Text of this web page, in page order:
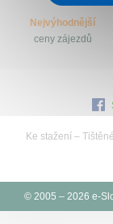
Slovensko.cz?
Nejvýhodnější
ceny zájezdů
Ke stažení –
© 2005 – 2026 e-